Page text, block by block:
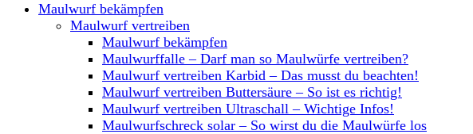
Maulwurf bekämpfen
Maulwurf vertreiben
Maulwurf bekämpfen
Maulwurffalle – Darf man so Maulwürfe vertreiben?
Maulwurf vertreiben Karbid – Das musst du beachten!
Maulwurf vertreiben Buttersäure – So ist es richtig!
Maulwurf vertreiben Ultraschall – Wichtige Infos!
Maulwurfschreck solar – So wirst du die Maulwürfe los